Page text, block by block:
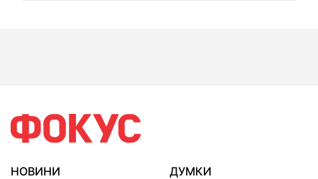
НОВИНИ
ДУМКИ